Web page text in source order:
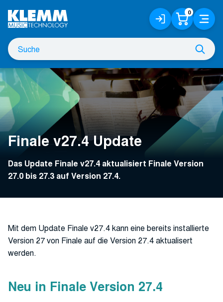
Hauptinhalt
Suche
nach
Anmelden
/
Registrieren
0 Menü
Finale v27.4 Update
Das Update Finale v27.4 aktualisiert Finale Version
27.0 bis 27.3 auf Version 27.4.
Mit dem Update Finale v27.4 kann eine bereits installierte
Version 27 von Finale auf die Version 27.4 aktualisert
werden.
Neu in Finale Version 27.4